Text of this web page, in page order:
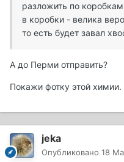
разложить по
в коробки - велика
то есть будет завал
А до Перми отправить?
Покажи фотку этой химии.
jeka
Опубликовано 18